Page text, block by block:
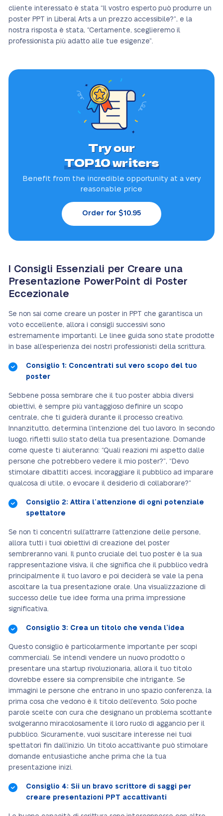
cliente interessato è stata “Il vostro esperto può produrre un
poster PPT in Liberal Arts a un prezzo accessibile?”, e la
nostra risposta è stata, “Certamente, sceglieremo il
professionista più adatto alle tue esigenze”.
Try our
TOP10 writers
Benefit from the incredible opportunity at a very
reasonable price
Order for $10.95
I Consigli Essenziali per Creare una
Presentazione PowerPoint di Poster
Eccezionale
Se non sai come creare un poster in PPT che garantisca un
voto eccellente, allora i consigli successivi sono
estremamente importanti. Le linee guida sono state prodotte
in base all’esperienza dei nostri professionisti della scrittura.
Consiglio 1: Concentrati sul vero scopo del tuo
poster
Sebbene possa sembrare che il tuo poster abbia diversi
obiettivi, è sempre più vantaggioso definire un scopo
centrale, che ti guiderà durante il processo creativo.
Innanzitutto, determina l’intenzione del tuo lavoro. In secondo
luogo, rifletti sullo stato della tua presentazione. Domande
come queste ti aiuteranno: “Quali reazioni mi aspetto dalle
persone che potrebbero vedere il mio poster?”, “Devo
stimolare dibattiti accesi, incoraggiare il pubblico ad imparare
qualcosa di utile, o evocare il desiderio di collaborare?”
Consiglio 2: Attira l’attenzione di ogni potenziale
spettatore
Se non ti concentri sull’attrarre l’attenzione delle persone,
allora tutti i tuoi obiettivi di creazione del poster
sembreranno vani. Il punto cruciale del tuo poster è la sua
rappresentazione visiva, il che significa che il pubblico vedrà
principalmente il tuo lavoro e poi deciderà se vale la pena
ascoltare la tua presentazione orale. Una visualizzazione di
successo delle tue idee forma una prima impressione
significativa.
Consiglio 3: Crea un titolo che venda l’idea
Questo consiglio è particolarmente importante per scopi
commerciali. Se intendi vendere un nuovo prodotto o
presentare una startup rivoluzionaria, allora il tuo titolo
dovrebbe essere sia comprensibile che intrigante. Se
immagini le persone che entrano in uno spazio conferenza, la
prima cosa che vedono è il titolo dell’evento. Solo poche
parole scelte con cura che designano un problema scottante
svolgeranno miracolosamente il loro ruolo di aggancio per il
pubblico. Sicuramente, vuoi suscitare interesse nei tuoi
spettatori fin dall’inizio. Un titolo accattivante può stimolare
domande entusiastiche anche prima che la tua
presentazione inizi.
Consiglio 4: Sii un bravo scrittore di saggi per
creare presentazioni PPT accattivanti